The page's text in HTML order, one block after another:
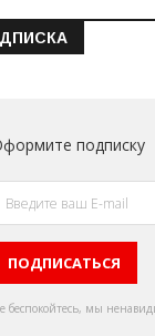
подписку
беспокойтесь, мы